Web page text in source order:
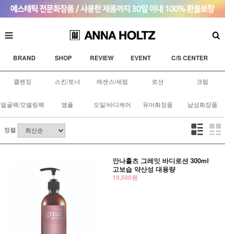
BRAND SHOP REVIEW EVENT C/S CENTER
클렌징 스킨/토너 에센스/세럼 로션 크림
얼굴팩/모델링팩 앰플 오일/바디케어 유아화장품 남성화장품
정렬
안나홀츠 그레잇 바디로션 300ml
고보습 약산성 대용량
19,500원